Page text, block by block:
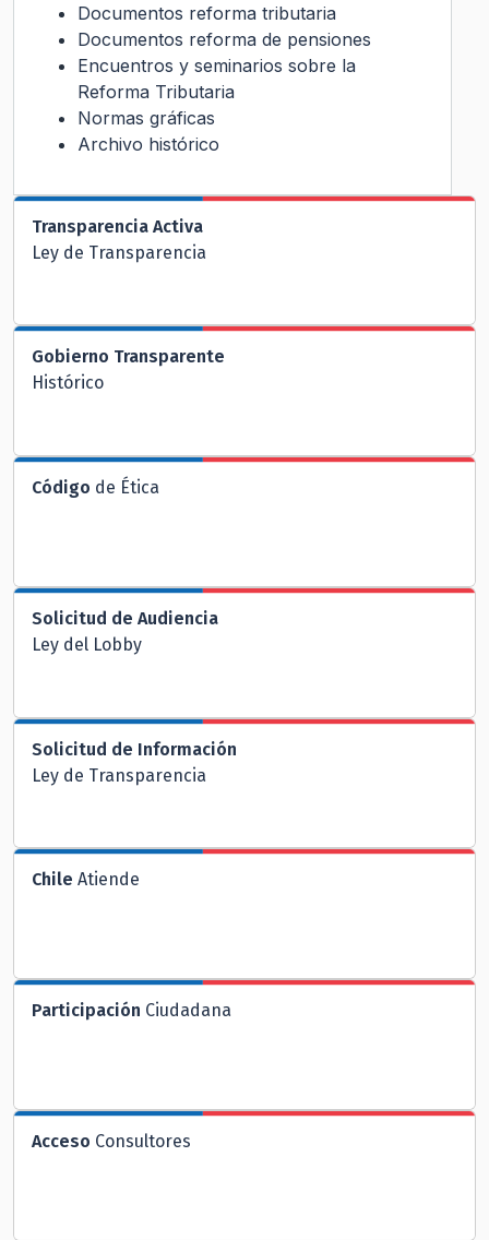
Documentos reforma tributaria
Documentos reforma de pensiones
Encuentros y seminarios sobre la
Reforma Tributaria
Normas gráficas
Archivo histórico
Transparencia Activa
Ley de Transparencia
Gobierno Transparente
Histórico
Código de Ética
Solicitud de Audiencia
Ley del Lobby
Solicitud de Información
Ley de Transparencia
Chile Atiende
Participación Ciudadana
Acceso Consultores